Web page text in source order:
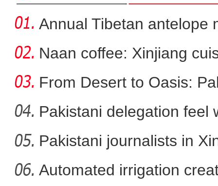
袁隆平带了5年的邝翡婷博士 在新疆
高
Annual Tibetan antelope
Naan coffee: Xinjiang
From Desert to Oasis:
Pakistani delegation feel
developm
Pakistani journalists in
Automated irrigation